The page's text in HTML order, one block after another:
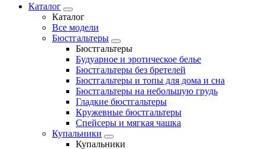
Каталог
Каталог
Все модели
Бюстгальтеры
Бюстгальтеры
Будуарное и эротическое белье
Бюстгальтеры без бретелей
Бюстгальтеры и топы для дома и сна
Бюстгальтеры на небольшую грудь
Гладкие бюстгальтеры
Кружевные бюстгальтеры
Спейсеры и мягкая чашка
Купальники
Купальники